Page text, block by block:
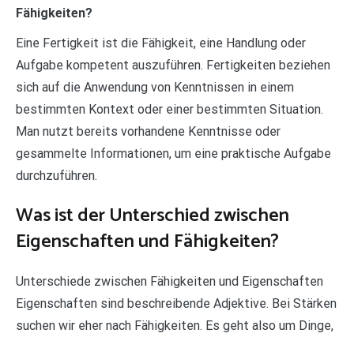
Fähigkeiten?
Eine Fertigkeit ist die Fähigkeit, eine Handlung oder
Aufgabe kompetent auszuführen. Fertigkeiten beziehen
sich auf die Anwendung von Kenntnissen in einem
bestimmten Kontext oder einer bestimmten Situation.
Man nutzt bereits vorhandene Kenntnisse oder
gesammelte Informationen, um eine praktische Aufgabe
durchzuführen.
Was ist der Unterschied zwischen
Eigenschaften und Fähigkeiten?
Unterschiede zwischen Fähigkeiten und Eigenschaften
Eigenschaften sind beschreibende Adjektive. Bei Stärken
suchen wir eher nach Fähigkeiten. Es geht also um Dinge,